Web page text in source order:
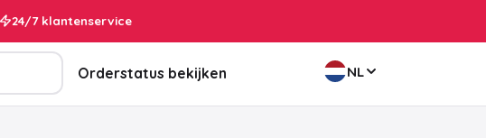
24/7 klantenservice
Orderstatus bekijken NL